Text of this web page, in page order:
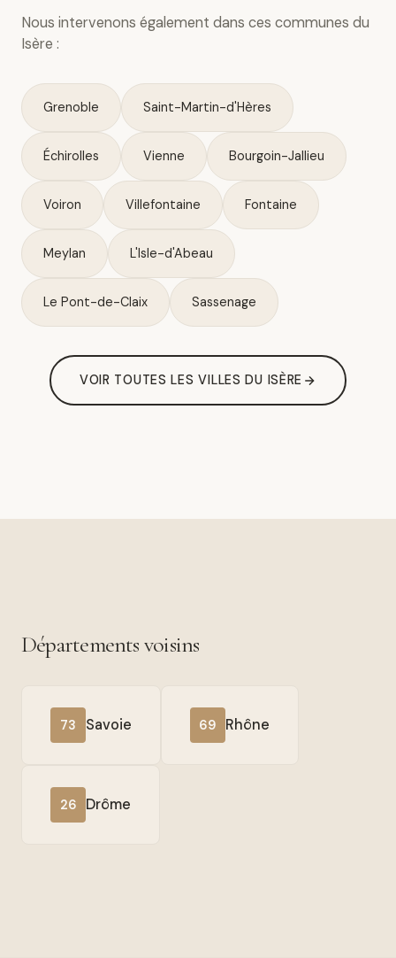
Nous intervenons également dans ces communes du
Isère :
Grenoble Saint-Martin-d'Hères
Échirolles Vienne Bourgoin-Jallieu
Voiron Villefontaine Fontaine
Meylan L'Isle-d'Abeau
Le Pont-de-Claix Sassenage
VOIR TOUTES LES VILLES DU ISÈRE
Départements voisins
73 Savoie 69 Rhône
26 Drôme